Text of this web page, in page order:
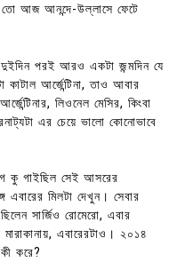
তো আজ আনন্দে-উল্লাসে ফেটে
পরই আরও একটা জন্মদিন যে
কাটাল আর্জেন্টিনা, তাও আবার
লিওনেল মেসির, কিংবা
এর চেয়ে ভালো কোনোভাবে
কু গাইছিল সেই আসরের
এবারের মিলটা দেখুন। সেবার
সার্জিও রোমেরো, এবার
মারাকানায়, এবারেরটাও। ২০১৪
করে?